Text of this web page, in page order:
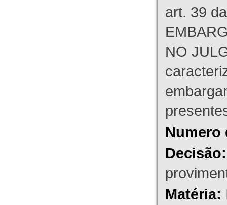
art. 39
NO
Numero
Decisão:
Matéria: